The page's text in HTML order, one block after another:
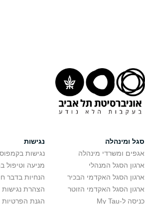
סגל ומינהלה
אגפים ומשרדי מינהלה
ארגון הסגל המנהלי
ארגון הסגל האקדמי הבכיר
ארגון הסגל האקדמי הזוטר
כניסה ל-My Tau
נגישות
נגישות בקמפוס
מניעה וטיפול
הנחיות בדבר
הצהרת נגישות
הגנת הפרטיות